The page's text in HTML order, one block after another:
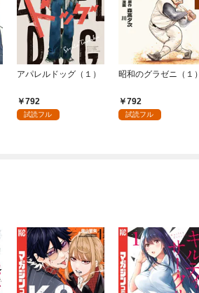
アパレルドッグ（１）
792
試読フル
昭和のグラゼニ（１）
792
試読フル